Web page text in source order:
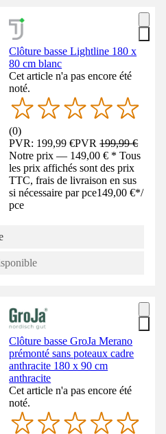
Clôture basse Lightline 180 x
80 cm blanc
Cet article n'a pas encore été
noté.
(0)
PVR: 199,99 €PVR199,99 €
Notre prix — 149,00 € * Tous
les prix affichés sont des prix
TTC, frais de livraison en sus
si nécessaire par pce149,00 €*/
pce
Clôture basse GroJa Merano
prémonté sans poteaux cadre
anthracite 180 x 90 cm
anthracite
Cet article n'a pas encore été
noté.